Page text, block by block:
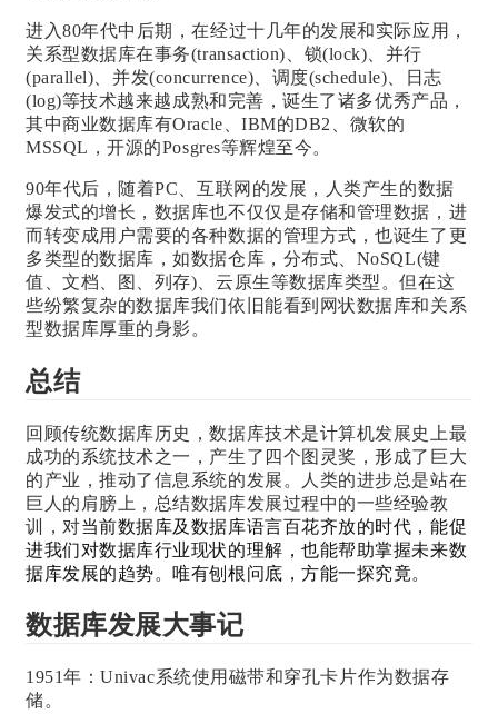
进入80年代中后期，在经过十几年的发展和实际应用，
关系型数据库在事务(transaction)、锁(lock)、并行
(parallel)、并发(concurrence)、调度(schedule)、日志
(log)等技术越来越成熟和完善，诞生了诸多优秀产品，
其中商业数据库有Oracle、IBM的DB2、微软的
MSSQL，开源的Posgres等辉煌至今。
90年代后，随着PC、互联网的发展，人类产生的数据
爆发式的增长，数据库也不仅仅是存储和管理数据，进
而转变成用户需要的各种数据的管理方式，也诞生了更
多类型的数据库，如数据仓库，分布式、NoSQL(键
值、文档、图、列存)、云原生等数据库类型。但在这
些纷繁复杂的数据库我们依旧能看到网状数据库和关系
型数据库厚重的身影。
总结
回顾传统数据库历史，数据库技术是计算机发展史上最
成功的系统技术之一，产生了四个图灵奖，形成了巨大
的产业，推动了信息系统的发展。
人类的进步总是站在
巨人的肩膀上，总结数据库发展过程中的一些经验教
训，对当前数据库及数据库语言百花齐放的时代，能促
进我们对数据库行业现状的理解，也能帮助掌握未来数
据库发展的趋势。唯有刨根问底，方能一探究竟。
数据库发展大事记
1951年：Univac系统使用磁带和穿孔卡片作为数据存
储。